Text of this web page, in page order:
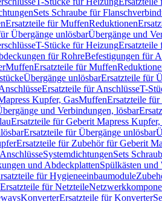
Sets Schraube für
Ersatzteile für MuffenReduktionen
Übergänge unlösbarÜbergänge und
T-Stücke für HeizungErsatzteile
für RohreBefestigungen für
MuffenErsatzteile für Muffen
Übergänge unlösbarErsatzteile für
Ersatzteile für AnschlüsseT-
Kupfer, GasMuffenErsatzteile
und Verbindungen, lösbar
Ersatzteile für Geberit Mapress
Ersatzteile für Übergänge unlösbar
Ersatzteile für Zubehör für Geberit
SystemdichtungenSets
und AbdeckplattenSpülkästen
für Hygieneeinbaumodule
Ersatzteile für Netzteile
KonverterErsatzteile für Konverter